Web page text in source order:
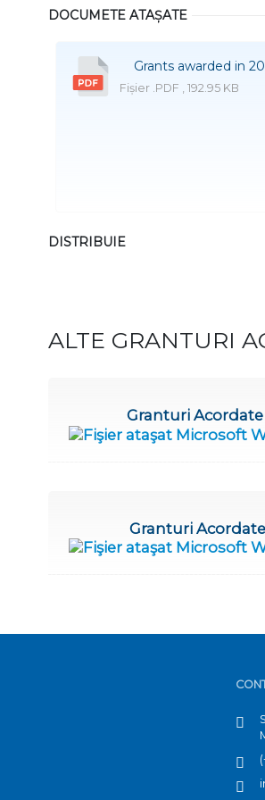
DOCUMETE ATAȘATE
Grants awarded in
Fișier .PDF , 192.95 KB
DISTRIBUIE
ALTE GRANTURI
Granturi
Granturi